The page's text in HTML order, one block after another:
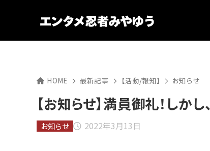
HOME 最新記事 【活動/報知】 お知らせ
【お知らせ】満員御礼！しか
2022年3月13日
お知らせ